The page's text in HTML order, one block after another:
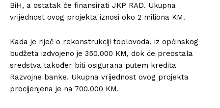
BiH, a ostatak će finansirati JKP RAD. Ukupna
vrijednost ovog projekta iznosi oko 2 miliona KM.
Kada je riječ o rekonstrukciji toplovoda, iz općinskog
budžeta izdvojeno je 350.000 KM, dok će preostala
sredstva također biti osigurana putem kredita
Razvojne banke. Ukupna vrijednost ovog projekta
procijenjena je na 700.000 KM.